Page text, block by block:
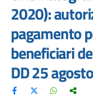
2020):
pagamento
beneficiari
DD 25